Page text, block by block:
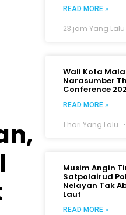
READ MORE »
23 jam Yang Lalu
Wali Kota
Narasumber
Conference
READ MORE »
1 hari Yang Lalu
Musim Angin
Satpolairud
Nelayan Tak
Laut
READ MORE »